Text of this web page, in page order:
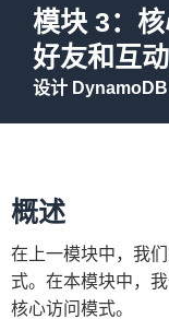
模块 3：核
好友和互动
设计
概述
在上一模块中，我
式。在本模块中，
核心访问模式。